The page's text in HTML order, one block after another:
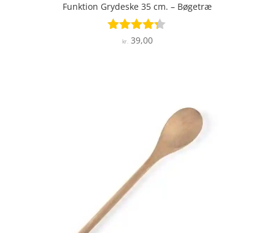
Funktion Grydeske 35 cm. – Bøgetræ
Vurderet
kr. 39,00